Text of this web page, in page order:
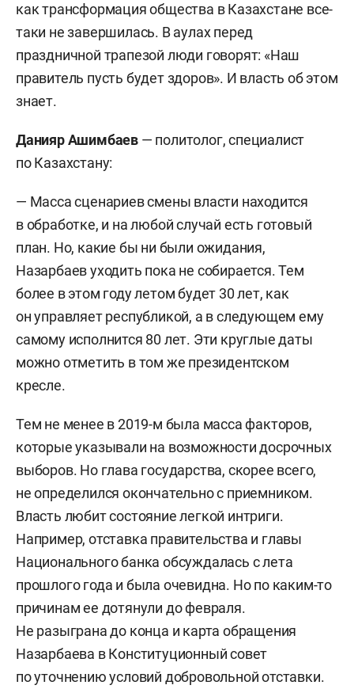
как трансформация общества в Казахстане все-
таки не завершилась. В аулах перед
праздничной трапезой люди говорят: «Наш
правитель пусть будет здоров». И власть об этом
знает.
Данияр Ашимбаев — политолог, специалист
по Казахстану:
— Масса сценариев смены власти находится
в обработке, и на любой случай есть готовый
план. Но, какие бы ни были ожидания,
Назарбаев уходить пока не собирается. Тем
более в этом году летом будет 30 лет, как
он управляет республикой, а в следующем ему
самому исполнится 80 лет. Эти круглые даты
можно отметить в том же президентском
кресле.
Тем не менее в 2019-м была масса факторов,
которые указывали на возможности досрочных
выборов. Но глава государства, скорее всего,
не определился окончательно с приемником.
Власть любит состояние легкой интриги.
Например, отставка правительства и главы
Национального банка обсуждалась с лета
прошлого года и была очевидна. Но по каким-то
причинам ее дотянули до февраля.
Не разыграна до конца и карта обращения
Назарбаева в Конституционный совет
по уточнению условий добровольной отставки.